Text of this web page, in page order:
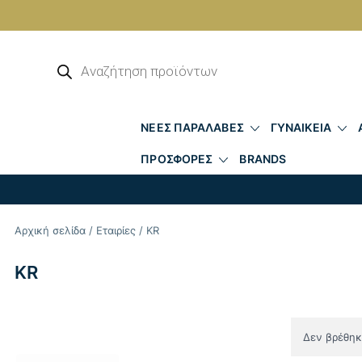
προϊόντων
ΝΕΕΣ ΠΑΡΑΛΑΒΕΣ ΓΥΝΑΙΚΕΙΑ
ΠΡΟΣΦΟΡΕΣ BRANDS
Αρχική σελίδα / Εταιρίες / KR
KR
Δεν